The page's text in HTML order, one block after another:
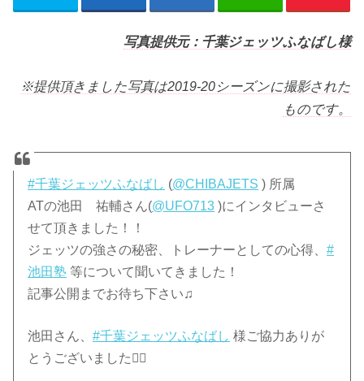
写真提供元：千葉ジェッツふなばし様
※提供頂きました写真は2019-20シーズンに撮影された
ものです。
#千葉ジェッツふなばし (@CHIBAJETS ) 所属
ATの池田 祐輔さん(@UFO713 )にインタビューさ
せて頂きました！！
ジェッツの強さの秘密、トレーナーとしての心得、#
池田塾 等について聞いてきました！
記事公開までお待ち下さい♫
池田さん、#千葉ジェッツふなばし 様ご協力ありが
とうございました🙇‍♂️